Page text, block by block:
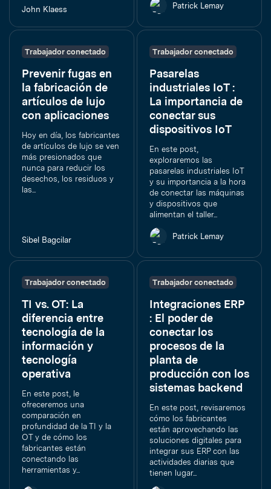
John Klaess Patrick Lemay
Trabajador conectado
Prevenir fugas en
la fabricación de
artículos de lujo
con aplicaciones
Hoy en día, los fabricantes
de artículos de lujo se ven
más presionados que
nunca para reducir los
desechos, los residuos y
las...
Sibel Bagcilar
Trabajador conectado
Pasarelas
industriales IoT :
La importancia de
conectar sus
dispositivos IoT
En este post,
exploraremos las
pasarelas industriales IoT
y su importancia a la hora
de conectar las máquinas
y dispositivos que
alimentan el taller...
Patrick Lemay
Trabajador conectado
TI vs. OT: La
diferencia entre
tecnología de la
información y
tecnología
operativa
En este post, le
ofreceremos una
comparación en
profundidad de la TI y la
OT y de cómo los
fabricantes están
conectando las
herramientas y...
Trabajador conectado
Integraciones ERP
: El poder de
conectar los
procesos de la
planta de
producción con los
sistemas backend
En este post, revisaremos
cómo los fabricantes
están aprovechando las
soluciones digitales para
integrar sus ERP con las
actividades diarias que
tienen lugar...